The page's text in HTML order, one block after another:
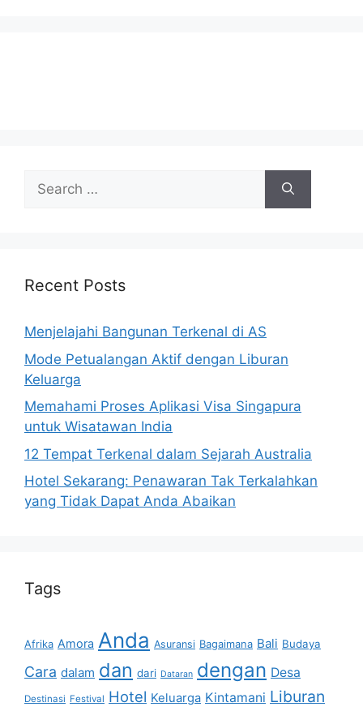
Search
for:
Recent Posts
Menjelajahi Bangunan Terkenal di AS
Mode Petualangan Aktif dengan Liburan
Keluarga
Memahami Proses Aplikasi Visa Singapura
untuk Wisatawan India
12 Tempat Terkenal dalam Sejarah Australia
Hotel Sekarang: Penawaran Tak Terkalahkan
yang Tidak Dapat Anda Abaikan
Tags
Afrika Amora Anda Asuransi Bagaimana Bali Budaya
Cara dalam dan dari Dataran dengan Desa
Destinasi Festival Hotel Keluarga Kintamani Liburan